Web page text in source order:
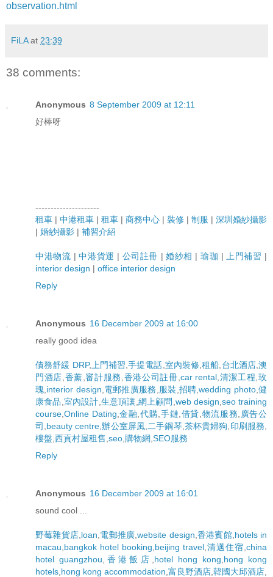
observation.html
FiLA at 23:39
38 comments:
Anonymous 8 September 2009 at 12:11
好棒呀
---------------------
租車 | 中港租車 | 租車 | 商務中心 | 裝修 | 制服 | 深圳婚紗攝影
| 婚紗攝影 | 補習介紹
中港物流 |中港貨運 | 公司註冊 |婚紗相 | 瑜珈 | 上門補習 |
interior design | office interior design
Reply
Anonymous 16 December 2009 at 16:00
really good idea
債務舒緩 DRP, 上門補習 ,手提電話 室內裝修 ,租船 台北酒店, 澳
門酒店 香薰 審計服務 香港公司註冊 car rental 清潔工程 玫
瑰 interior design 電郵推廣服務 服裝 招聘 ,wedding photo, 健
康食品 室內設計 生意頂讓 網上顧問 web design seo training
course Online Dating 金融 代購 手鏈 借貸 物流服務 廣告公
司 beauty centre ,辦公室屏風 二手鋼琴 茶杯貴婦狗 印刷服務
樓盤 西貢村屋租售 seo 購物網 SEO服務
Reply
Anonymous 16 December 2009 at 16:01
sound cool ...
野莓雜貨店 loan 電郵推廣 ,website design 香港賓館, hotels in
macau bangkok hotel booking beijing travel 清邁住宿 china
hotel guangzhou 香港飯店 hotel hong kong hong kong
hotels hong kong accommodation 富良野酒店 韓國大邱酒店